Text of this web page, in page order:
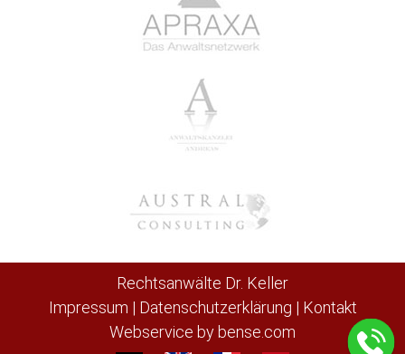
Rechtsanwälte Dr. Keller
Impressum | Datenschutzerklärung | Kontakt
Webservice bybense.com